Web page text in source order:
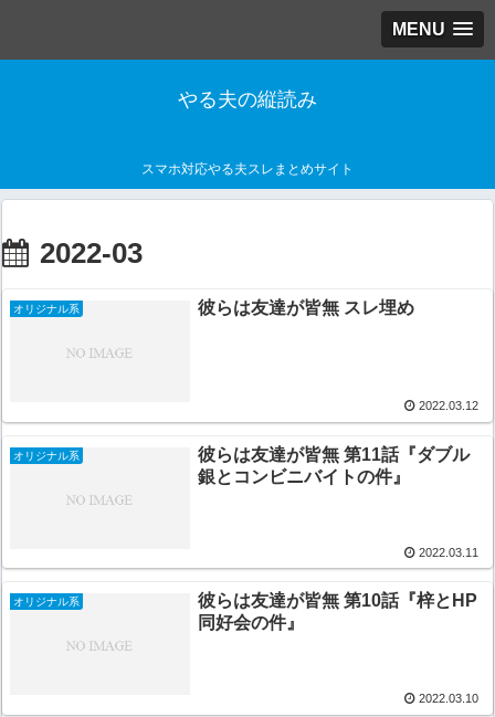
MENU
やる夫の縦読み
スマホ対応やる夫スレまとめサイト
2022-03
オリジナル系 彼らは友達が皆無 スレ埋め
2022.03.12
オリジナル系
彼らは友達が皆無 第11話『ダブル
銀とコンビニバイトの件』
2022.03.11
オリジナル系
彼らは友達が皆無 第10話『梓とHP
同好会の件』
2022.03.10